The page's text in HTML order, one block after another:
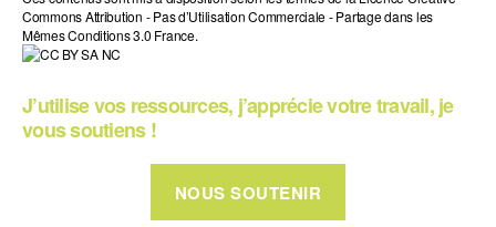
Commons Attribution - Pas d’Utilisation Commerciale - Partage dans les
Mêmes Conditions 3.0 France.
J’utilise vos ressources, j’apprécie votre travail, je
vous soutiens !
NOUS SOUTENIR